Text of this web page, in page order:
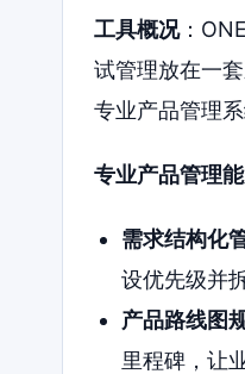
工具概况：
试管理放在一
专业产品管理
专业产品管理
需求结构化
设优先级并
产品路线图
里程碑，让